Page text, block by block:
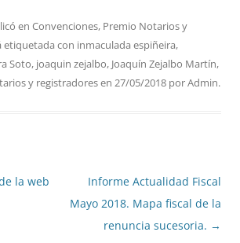
en Convenciones, Premio Notarios y
etiquetada con inmaculada espiñeira,
Soto, joaquin zejalbo, Joaquín Zejalbo Martín,
y registradoresen 27/05/2018 porAdmin.
la web
Informe Actualidad Fiscal
Mayo 2018. Mapa fiscal de la
renuncia sucesoria. →